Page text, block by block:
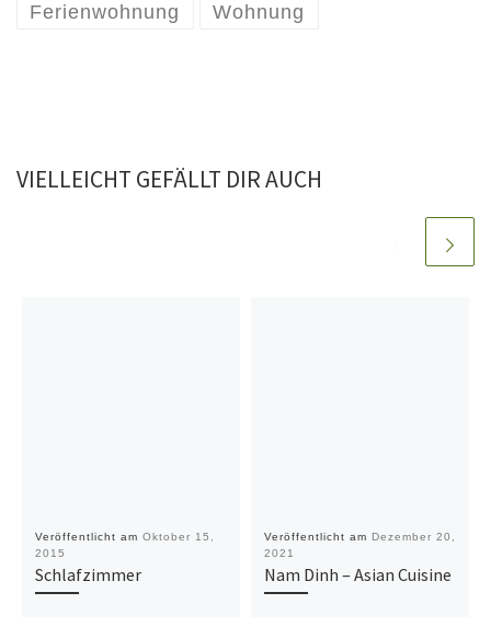
Ferienwohnung Wohnung
VIELLEICHT GEFÄLLT DIR AUCH
Veröffentlicht am Oktober 15,
2015
Schlafzimmer
Veröffentlicht am Dezember 20,
2021
Nam Dinh – Asian Cuisine